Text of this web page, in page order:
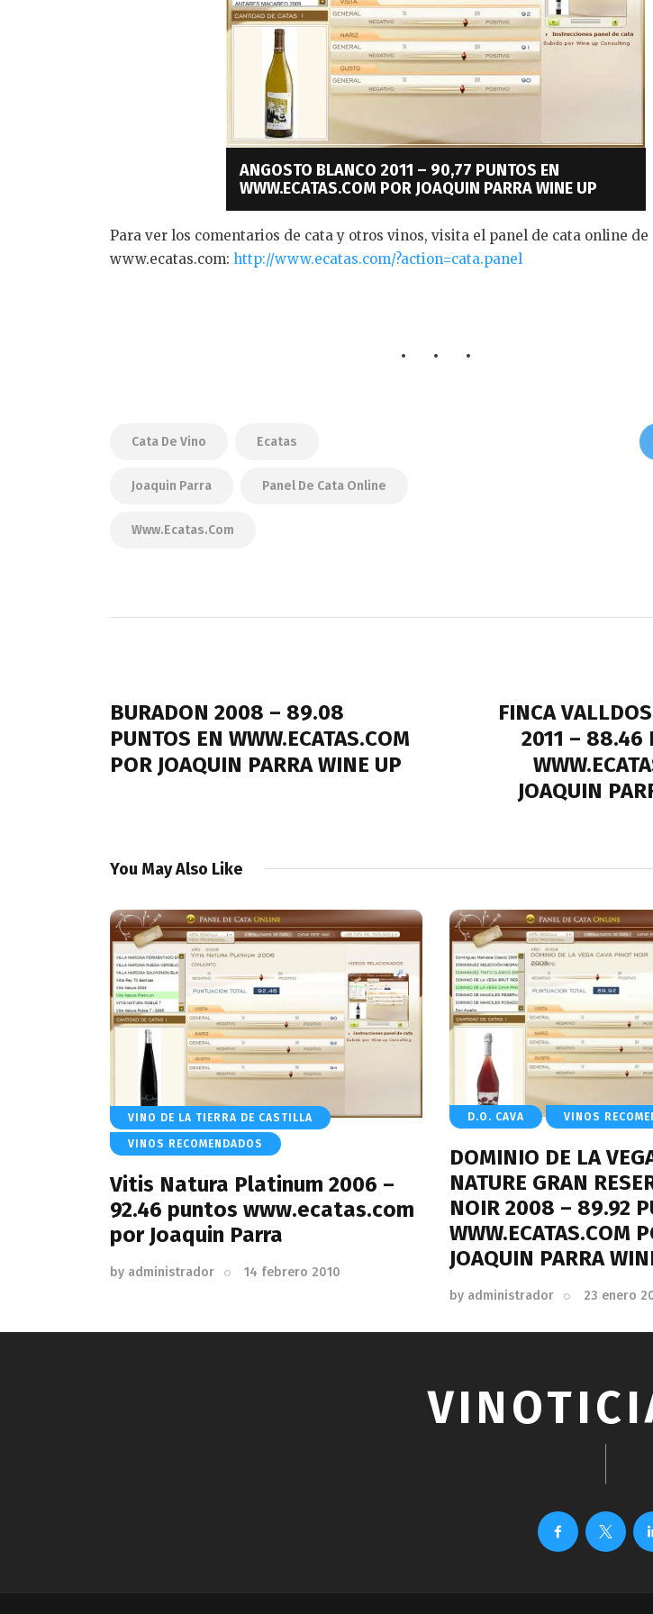
ANGOSTO BLANCO 2011 – 90,77 PUNTOS EN
WWW.ECATAS.COM POR JOAQUIN PARRA WINE UP
Para ver los comentarios de cata y otros vinos, visita el panel de cata online de
www.ecatas.com: http://www.ecatas.com/?action=cata.panel
Cata De Vino Ecatas
Joaquin Parra Panel De Cata Online
Www.ecatas.com
entradas
BURADON 2008 – 89.08
PUNTOS EN WWW.ECATAS.COM
POR JOAQUIN PARRA WINE UP
FINCA
2011 – 88.46
JOAQUIN
You May Also Like
VINO DE LA TIERRA DE CASTILLA
VINOS RECOMENDADOS
Vitis Natura Platinum 2006 –
92.46 puntos www.ecatas.com
por Joaquin Parra
by administrador 14 febrero 2010
D.O. CAVA VINOS
DOMINIO DE LA
NATURE GRAN
NOIR 2008 – 89.92
WWW.ECATAS.COM
JOAQUIN PARRA
by administrador 23 enero